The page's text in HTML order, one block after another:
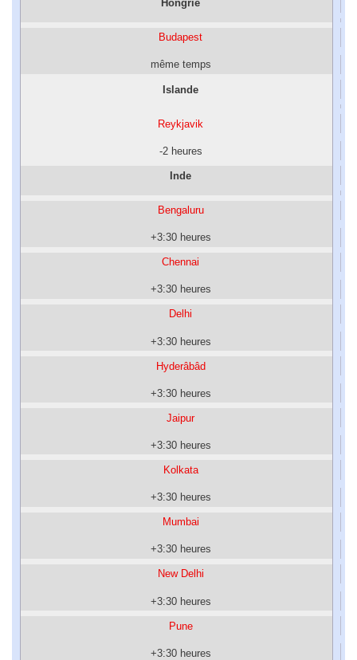
Hongrie
Budapest
même temps
Islande
Reykjavik
-2 heures
Inde
Bengaluru
+3:30 heures
Chennai
+3:30 heures
Delhi
+3:30 heures
Hyderâbâd
+3:30 heures
Jaipur
+3:30 heures
Kolkata
+3:30 heures
Mumbai
+3:30 heures
New Delhi
+3:30 heures
Pune
+3:30 heures